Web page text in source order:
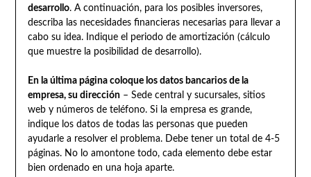
desarrollo. A continuación, para los posibles inversores,
describa las necesidades financieras necesarias para llevar a
cabo su idea. Indique el periodo de amortización (cálculo
que muestre la posibilidad de desarrollo).
En la última página coloque los datos bancarios de la
empresa, su dirección– Sede central y sucursales, sitios
web y números de teléfono. Si la empresa es grande,
indique los datos de todas las personas que pueden
ayudarle a resolver el problema. Debe tener un total de 4-5
páginas. No lo amontone todo, cada elemento debe estar
bien ordenado en una hoja aparte.